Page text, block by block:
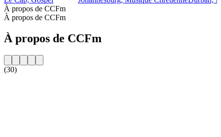
À propos de CCFm
À propos de CCFm
À propos de CCFm
(30)